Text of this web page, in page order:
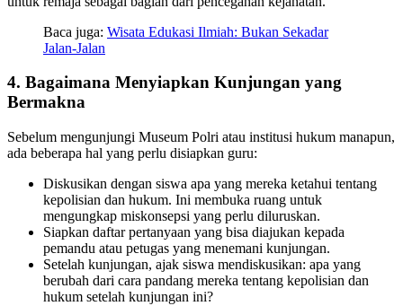
Baca juga: Wisata Edukasi Ilmiah: Bukan Sekadar
Jalan-Jalan
4. Bagaimana Menyiapkan Kunjungan yang
Bermakna
Sebelum mengunjungi Museum Polri atau institusi hukum manapun,
ada beberapa hal yang perlu disiapkan guru:
Diskusikan dengan siswa apa yang mereka ketahui tentang
kepolisian dan hukum. Ini membuka ruang untuk
mengungkap miskonsepsi yang perlu diluruskan.
Siapkan daftar pertanyaan yang bisa diajukan kepada
pemandu atau petugas yang menemani kunjungan.
Setelah kunjungan, ajak siswa mendiskusikan: apa yang
berubah dari cara pandang mereka tentang kepolisian dan
hukum setelah kunjungan ini?